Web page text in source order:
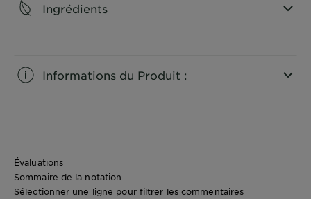
Ingrédients
Informations du Produit :
Évaluations
Sommaire de la notation
Sélectionner une ligne pour filtrer les commentaires